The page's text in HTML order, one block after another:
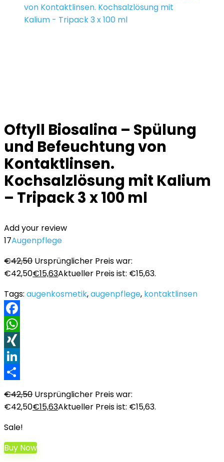
Oftyll Biosalina – Spülung
und Befeuchtung von
Kontaktlinsen.
Kochsalzlösung mit Kalium
– Tripack 3 x 100 ml
Add your review
17Augenpflege
€42,50 Ursprünglicher Preis war:
€42,50€15,63Aktueller Preis ist: €15,63.
Tags: augenkosmetik,augenpflege, kontaktlinsen
Facebook
WhatsApp
XING
LinkedIn
€42,50 Ursprünglicher Preis war:
€42,50€15,63Aktueller Preis ist: €15,63.
Sale!
Buy Now